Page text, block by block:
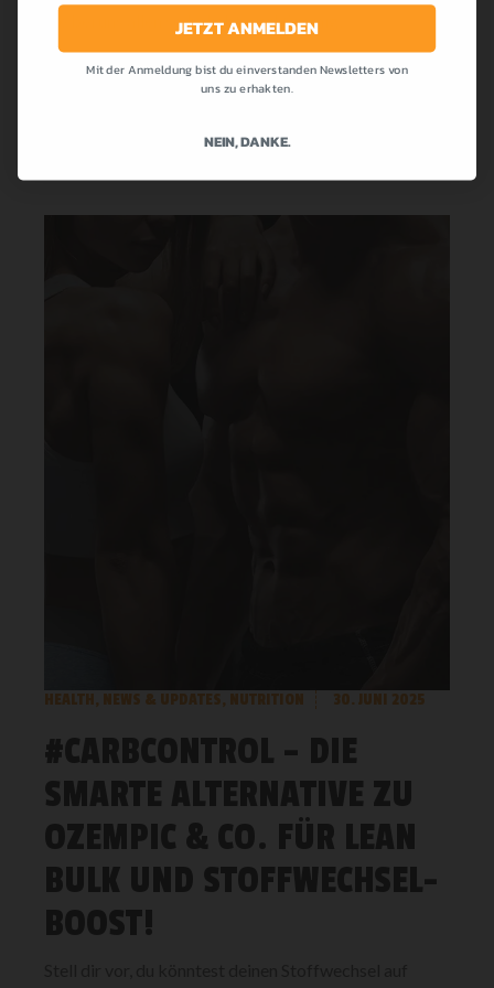
die bei uns allen so beliebt war! Cremig,...
HEALTH, NEWS & UPDATES, NUTRITION 30. JUNI 2025
#CARBCONTROL – DIE
SMARTE ALTERNATIVE ZU
OZEMPIC & CO. FÜR LEAN
BULK UND STOFFWECHSEL-
BOOST!
JETZT ANMELDEN
Mit der Anmeldung bist du einverstanden Newsletters von
uns zu erhakten.
NEIN, DANKE.